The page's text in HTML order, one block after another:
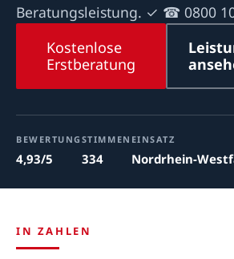
Beratungsleistung. ✓ ☎ 0800
Kostenlose
Erstberatung
BEWERTUNG
4,93/5
STIMMEN
334
EINSATZ
Nordrhein-
IN ZAHLEN